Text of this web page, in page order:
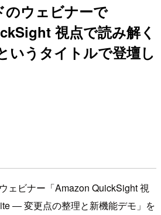
のウェビナーで
視点で読み解く
いうタイトルで登壇し
ェビナー「Amazon QuickSight 視
― 変更点の整理と新機能デモ」を